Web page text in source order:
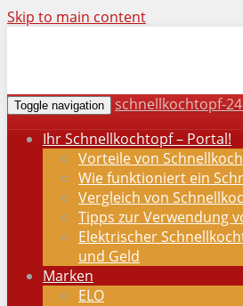
Skip to main content
Toggle navigation
schnellkochtopf-
Ihr Schnellkochtopf – Portal!
Vorteile von
Wie funktioniert ein
Vergleich von
Tipps zur Verwendung
Elektrischer
und Geld
Marken
ELO